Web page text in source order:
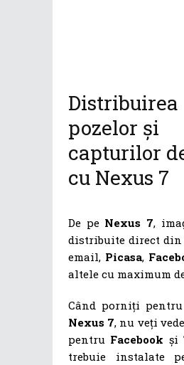
Distribuirea
pozelor și
capturilor
cu Nexus 7
De pe Nexus 7,
distribuite direct
email, Picasa,
altele cu maximum
Când porniți
Nexus 7, nu veți
pentru Facebook și
trebuie instalate